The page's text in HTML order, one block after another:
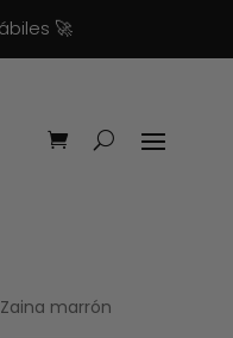
🚀
marrón